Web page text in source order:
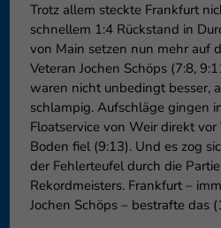
Trotz allem steckte Frankfurt
schnellem 1:4 Rückstand in
von Main setzen nun mehr auf
Veteran Jochen Schöps (7:8,
waren nicht unbedingt besser,
schlampig. Aufschläge gingen
Floatservice von Weir direkt
Boden fiel (9:13). Und es zog
der Fehlerteufel durch die
Rekordmeisters. Frankfurt –
Jochen Schöps – bestrafte das